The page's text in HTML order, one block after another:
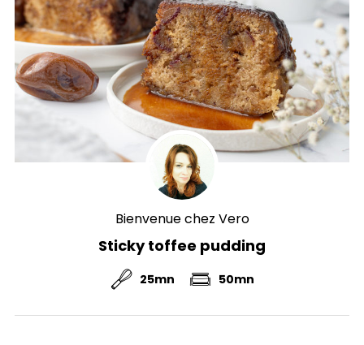
Bienvenue chez Vero
Sticky toffee pudding
25mn 50mn